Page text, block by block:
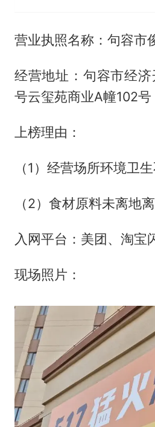
营业执照名称：句容市
经营地址：句容市经
号云玺苑商业A幢102号
上榜理由：
（1）经营场所环境卫
（2）食材原料未离地
入网平台：美团、淘宝
现场照片：